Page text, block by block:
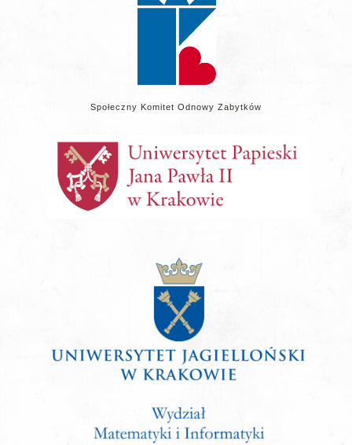
Społeczny Komitet Odnowy Zabytków